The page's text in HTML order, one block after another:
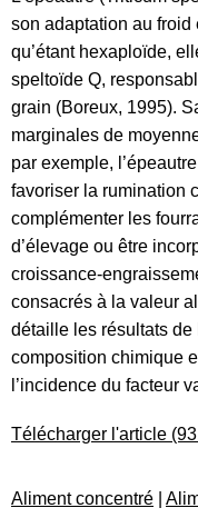
son adaptation au froid
qu’étant hexaploïde,
speltoïde Q,
grain (Boreux, 1995).
marginales de
par exemple,
favoriser la rumination
complémenter les
d’élevage ou être
croissance-
consacrés à la valeur
détaille les résultats de
composition chimique
l’incidence du facteur
Télécharger l'article
Aliment concentré